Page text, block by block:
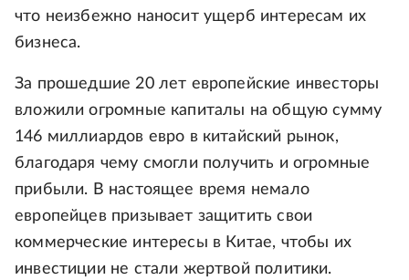
что неизбежно наносит ущерб интересам их
бизнеса.
За прошедшие 20 лет европейские инвесторы
вложили огромные капиталы на общую сумму
146 миллиардов евро в китайский рынок,
благодаря чему смогли получить и огромные
прибыли. В настоящее время немало
европейцев призывает защитить свои
коммерческие интересы в Китае, чтобы их
инвестиции не стали жертвой политики.